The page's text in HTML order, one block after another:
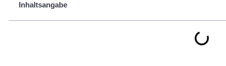
Inhaltsangabe